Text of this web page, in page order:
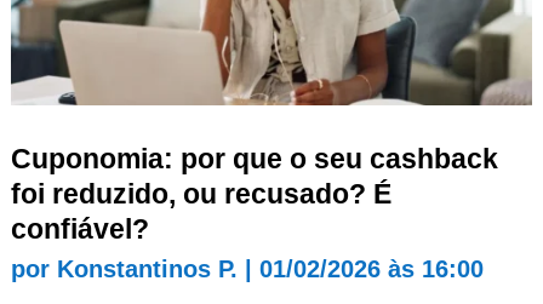
Cuponomia: por que o seu cashback
foi reduzido, ou recusado? É
confiável?
por Konstantinos P. 01/02/2026 às 16:00